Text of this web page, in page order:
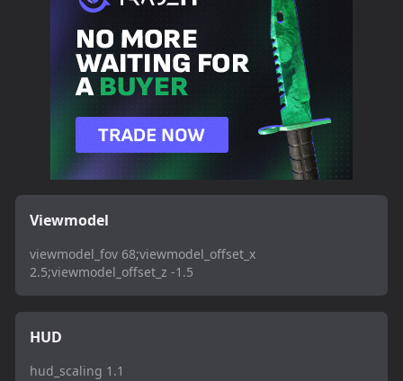
Viewmodel
viewmodel_fov 68;viewmodel_offset_x
2.5;viewmodel_offset_z -1.5
HUD
hud_scaling 1.1